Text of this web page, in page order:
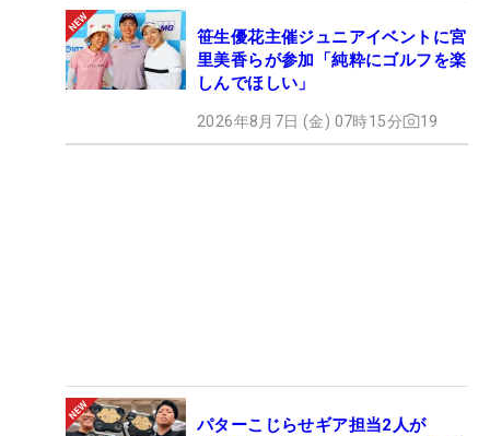
笹生優花主催ジュニアイベントに宮
里美香らが参加「純粋にゴルフを楽
しんでほしい」
2026年8月7日 (金) 07時15分 19
パターこじらせギア担当2人が